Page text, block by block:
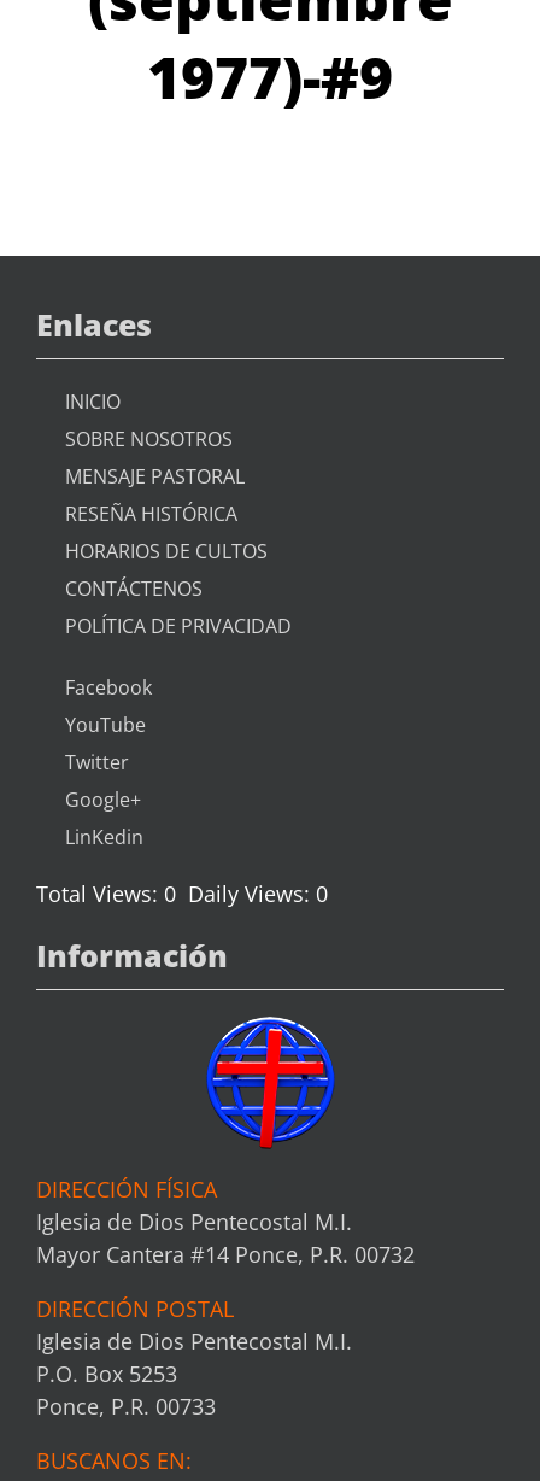
1977)-#9
Enlaces
INICIO
SOBRE NOSOTROS
MENSAJE PASTORAL
RESEÑA HISTÓRICA
HORARIOS DE CULTOS
CONTÁCTENOS
POLÍTICA DE PRIVACIDAD
Facebook
YouTube
Twitter
Google+
LinKedin
Total Views: 0 Daily Views: 0
Información
DIRECCIÓN FÍSICA
Iglesia de Dios Pentecostal M.I.
Mayor Cantera #14 Ponce, P.R. 00732
DIRECCIÓN POSTAL
Iglesia de Dios Pentecostal M.I.
P.O. Box 5253
Ponce, P.R. 00733
BUSCANOS EN: